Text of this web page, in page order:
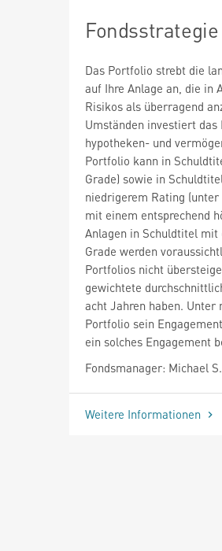
Fondsstrategie
Das Portfolio strebt die
auf Ihre Anlage an, die in
Risikos als überragend
Umständen investiert
hypotheken- und
Portfolio kann in
Grade) sowie in
niedrigerem Rating
mit einem entsprechend
Anlagen in Schuldtitel
Grade werden
Portfolios nicht
gewichtete
acht Jahren haben.
Portfolio sein
ein solches Engagement
Fondsmanager: Michael
Weitere Informationen